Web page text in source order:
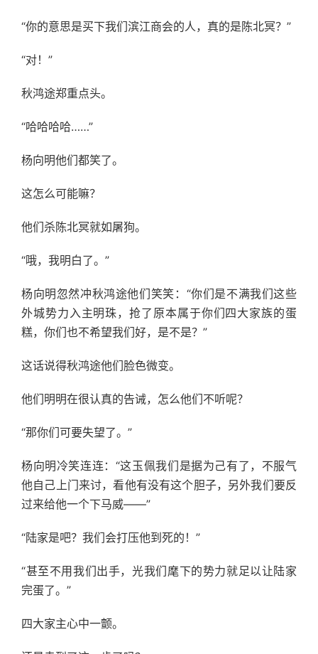
“你的意思是买下我们滨江商会的人，真的是陈北冥？”
“对！”
秋鸿途郑重点头。
“哈哈哈哈……”
杨向明他们都笑了。
这怎么可能嘛？
他们杀陈北冥就如屠狗。
“哦，我明白了。”
杨向明忽然冲秋鸿途他们笑笑：“你们是不满我们这些
外城势力入主明珠，抢了原本属于你们四大家族的蛋
糕，你们也不希望我们好，是不是？”
这话说得秋鸿途他们脸色微变。
他们明明在很认真的告诫，怎么他们不听呢？
“那你们可要失望了。”
杨向明冷笑连连：“这玉佩我们是据为己有了，不服气
他自己上门来讨，看他有没有这个胆子，另外我们要反
过来给他一个下马威——”
“陆家是吧？我们会打压他到死的！”
“甚至不用我们出手，光我们麾下的势力就足以让陆家
完蛋了。”
四大家主心中一颤。